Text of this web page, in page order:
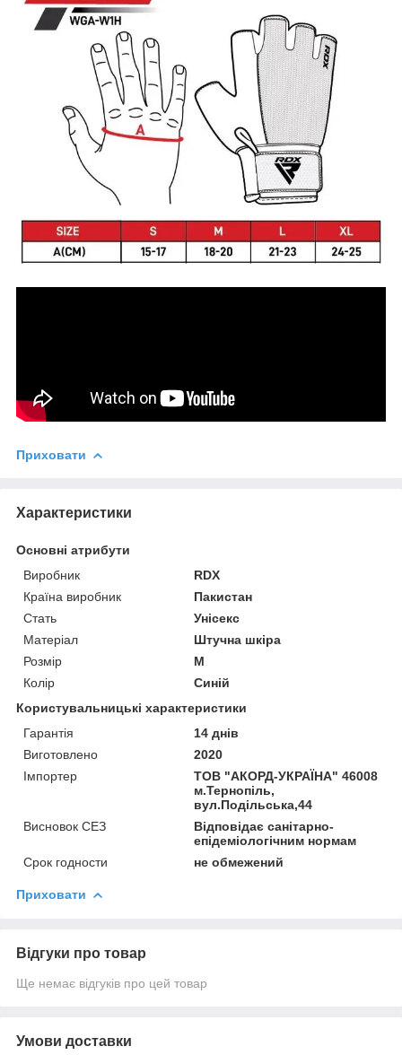
Приховати
Характеристики
Основні атрибути
Виробник
RDX
Країна виробник
Пакистан
Стать
Унісекс
Матеріал
Штучна шкіра
Розмір
M
Колір
Синій
Користувальницькі характеристики
Гарантія
14 днів
Виготовлено
2020
Імпортер
ТОВ "АКОРД-УКРАЇНА" 46008
м.Тернопіль,
вул.Подільська,44
Висновок СЕЗ
Відповідає санітарно-
епідеміологічним нормам
Срок годности
не обмежений
Приховати
Відгуки про товар
Ще немає відгуків про цей товар
Умови доставки